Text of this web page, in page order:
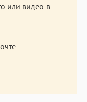
или видео в